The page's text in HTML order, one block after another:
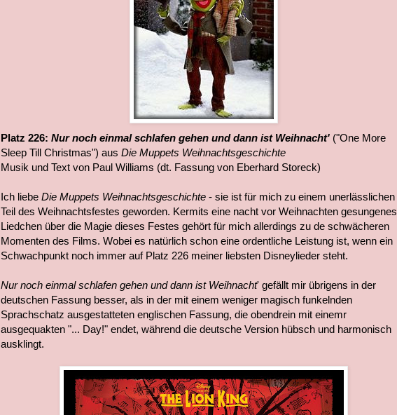
Platz 226: Nur noch einmal schlafen gehen und dann ist Weihnacht' ("One More
Sleep Till Christmas") aus Die Muppets Weihnachtsgeschichte
Musik und Text von Paul Williams (dt. Fassung von Eberhard Storeck)
Ich liebe Die Muppets Weihnachtsgeschichte - sie ist für mich zu einem unerlässlichen
Teil des Weihnachtsfestes geworden. Kermits eine nacht vor Weihnachten gesungenes
Liedchen über die Magie dieses Festes gehört für mich allerdings zu de schwächeren
Momenten des Films. Wobei es natürlich schon eine ordentliche Leistung ist, wenn ein
Schwachpunkt noch immer auf Platz 226 meiner liebsten Disneylieder steht.
Nur noch einmal schlafen gehen und dann ist Weihnacht' gefällt mir übrigens in der
deutschen Fassung besser, als in der mit einem weniger magisch funkelnden
Sprachschatz ausgestatteten englischen Fassung, die obendrein mit einemr
ausgequakten "... Day!" endet, während die deutsche Version hübsch und harmonisch
ausklingt.